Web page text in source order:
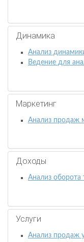
Динамика
Анализ
Ведение для
Маркетинг
Анализ продаж
Доходы
Анализ оборота
Услуги
Анализ продаж